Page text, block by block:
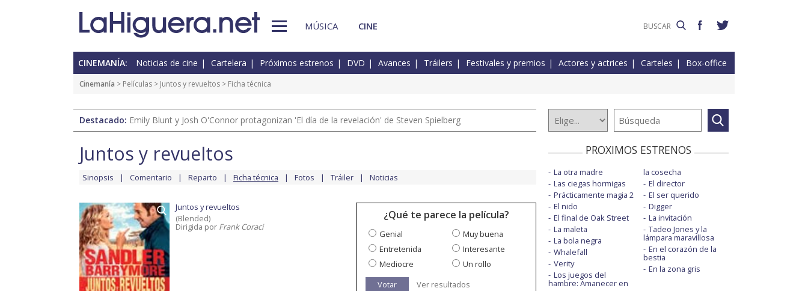
MÚSICA CINE
CINEMANÍA: Noticias de cine Cartelera Próximos estrenos DVD Avances Tráilers Festivales y premios Actores y actrices Carteles Box-office
Cinemanía > Películas > Juntos y revueltos > Ficha técnica
Destacado: Emily Blunt y Josh O'Connor protagonizan 'El día de la revelación' de Steven Spielberg
Juntos y revueltos
Sinopsis Comentario Reparto Ficha técnica Fotos Tráiler Noticias
Juntos y revueltos
(Blended)
Dirigida por Frank Coraci
¿Qué te parece la película?
Genial
Muy buena
Entretenida
Interesante
Mediocre
Un rollo
Votar
Ver resultados
PROXIMOS ESTRENOS
La otra madre
Las ciegas hormigas
Prácticamente magia 2
El nido
El final de Oak Street
La maleta
La bola negra
Whalefall
Verity
Los juegos del
hambre: Amanecer en
la cosecha
El director
El ser querido
Digger
La invitación
Tadeo Jones y la
lámpara maravillosa
En el corazón de la
bestia
En la zona gris